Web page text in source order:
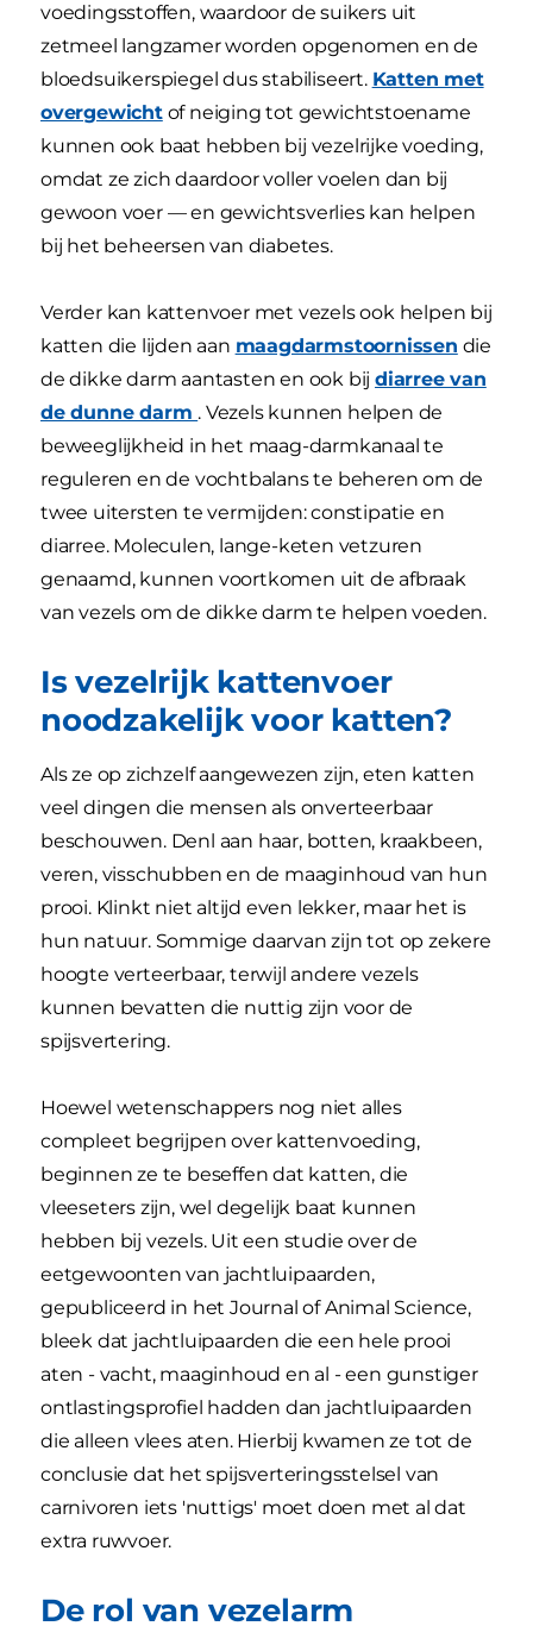
voedingsstoffen, waardoor de suikers uit
zetmeel langzamer worden opgenomen en de
bloedsuikerspiegel dus stabiliseert. Katten met
overgewichtof neiging tot gewichtstoename
kunnen ook baat hebben bij vezelrijke voeding,
omdat ze zich daardoor voller voelen dan bij
gewoon voer — en gewichtsverlies kan helpen
bij het beheersen van diabetes.
Verder kan kattenvoer met vezels ook helpen bij
katten die lijden aan maagdarmstoornissen die
de dikke darm aantasten en ook bij diarree van
de dunne darm . Vezels kunnen helpen de
beweeglijkheid in het maag-darmkanaal te
reguleren en de vochtbalans te beheren om de
twee uitersten te vermijden: constipatie en
diarree. Moleculen, lange-keten vetzuren
genaamd, kunnen voortkomen uit de afbraak
van vezels om de dikke darm te helpen voeden.
Is vezelrijk kattenvoer
noodzakelijk voor katten?
Als ze op zichzelf aangewezen zijn, eten katten
veel dingen die mensen als onverteerbaar
beschouwen. Denl aan haar, botten, kraakbeen,
veren, visschubben en de maaginhoud van hun
prooi. Klinkt niet altijd even lekker, maar het is
hun natuur. Sommige daarvan zijn tot op zekere
hoogte verteerbaar, terwijl andere vezels
kunnen bevatten die nuttig zijn voor de
spijsvertering.
Hoewel wetenschappers nog niet alles
compleet begrijpen over kattenvoeding,
beginnen ze te beseffen dat katten, die
vleeseters zijn, wel degelijk baat kunnen
hebben bij vezels. Uit een studie over de
eetgewoonten van jachtluipaarden,
gepubliceerd in het Journal of Animal Science,
bleek dat jachtluipaarden die een hele prooi
aten - vacht, maaginhoud en al - een gunstiger
ontlastingsprofiel hadden dan jachtluipaarden
die alleen vlees aten. Hierbij kwamen ze tot de
conclusie dat het spijsverteringsstelsel van
carnivoren iets 'nuttigs' moet doen met al dat
extra ruwvoer.
De rol van vezelarm